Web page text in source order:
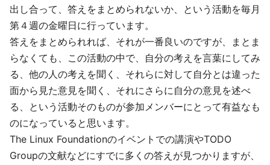
出し合って、答えをまとめられないか、という活動を毎月
第４週の金曜日に行っています。
答えをまとめられれば、それが一番良いのですが、まとま
らなくても、この活動の中で、自分の考えを言葉にしてみ
る、他の人の考えを聞く、それらに対して自分とは違った
面から見た意見を聞く、それにさらに自分の意見を述べ
る、という活動そのものが参加メンバーにとって有益なも
のになっていると思います。
The Linux Foundationのイベントでの講演やTODO
Groupの文献などにすでに多くの答えが見つかりますが、